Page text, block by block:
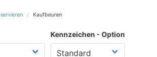
Kaufbeuren
Kennzeichen - Option